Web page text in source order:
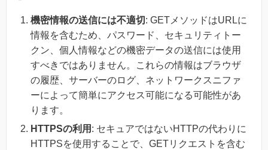
機密情報の送信には不適切 : GETメソッドはURLに
情報を含むため、パスワード、セキュリティトー
クン、個人情報などの機密データの送信には使用
すべきではありません。これらの情報はブラウザ
の履歴、サーバーのログ、ネットワークスニファ
ーによって簡単にアクセス可能になる可能性があ
ります。
HTTPSの利用 : セキュアではないHTTPの代わりに
HTTPSを使用することで、GETリクエストを含む